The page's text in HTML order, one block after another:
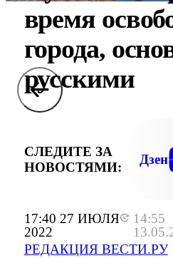
17:40 27 ИЮЛЯ
2022
14:55
РЕДАКЦИЯ ВЕСТИ.РУ
время
города,
русскими
СЛЕДИТЕ ЗА
НОВОСТЯМИ:
Дзен